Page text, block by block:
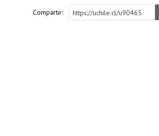
Compartir: https://uchile.cl/u90465